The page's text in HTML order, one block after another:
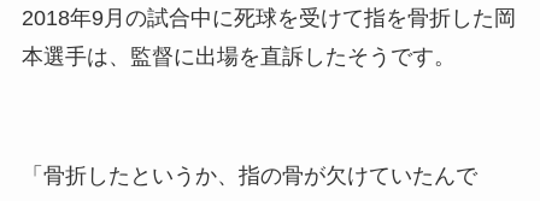
2018年9月の試合中に死球を受けて指を骨折した岡
本選手は、監督に出場を直訴したそうです。
「骨折したというか、 指の骨が欠けていたんで